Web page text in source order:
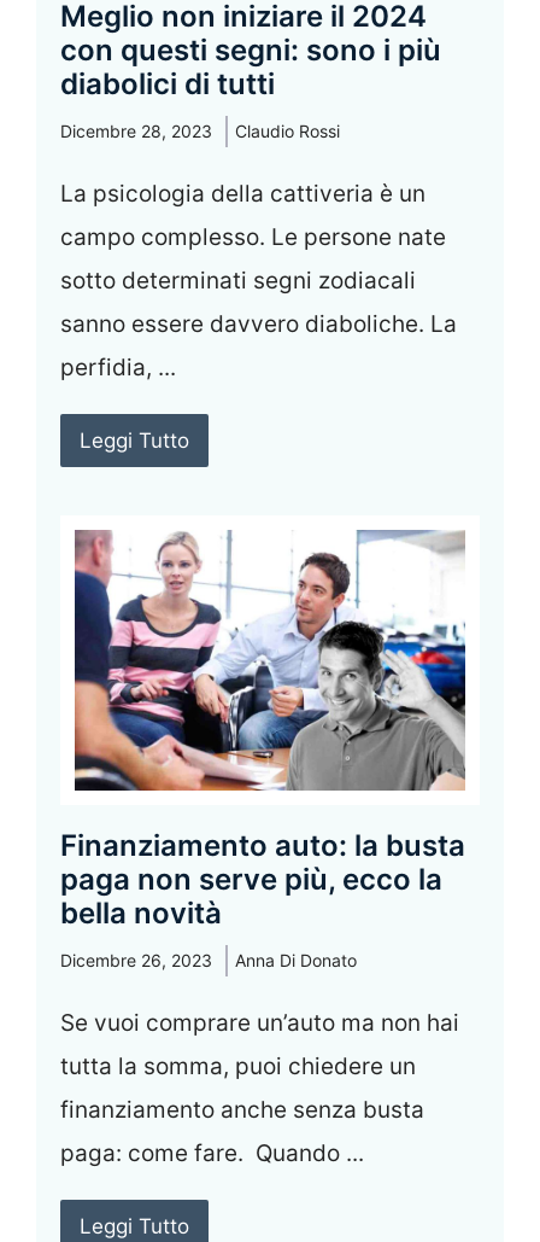
Meglio non iniziare il 2024
con questi segni: sono i più
diabolici di tutti
Dicembre 28, 2023 Claudio Rossi
La psicologia della cattiveria è un
campo complesso. Le persone nate
sotto determinati segni zodiacali
sanno essere davvero diaboliche. La
perfidia, ...
Leggi Tutto
Finanziamento auto: la busta
paga non serve più, ecco la
bella novità
Dicembre 26, 2023 Anna Di Donato
Se vuoi comprare un’auto ma non hai
tutta la somma, puoi chiedere un
finanziamento anche senza busta
paga: come fare. Quando ...
Leggi Tutto